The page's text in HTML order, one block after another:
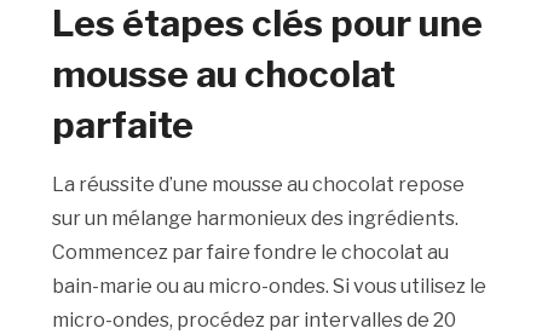
Les étapes clés pour une
mousse au chocolat
parfaite
La réussite d’une mousse au chocolat repose
sur un mélange harmonieux des ingrédients.
Commencez par faire fondre le chocolat au
bain-marie ou au micro-ondes. Si vous utilisez le
micro-ondes, procédez par intervalles de 20